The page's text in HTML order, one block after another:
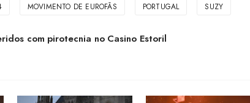
MOVIMENTO DE EUROFÃS PORTUGAL SUZY
com pirotecnia no Casino Estoril